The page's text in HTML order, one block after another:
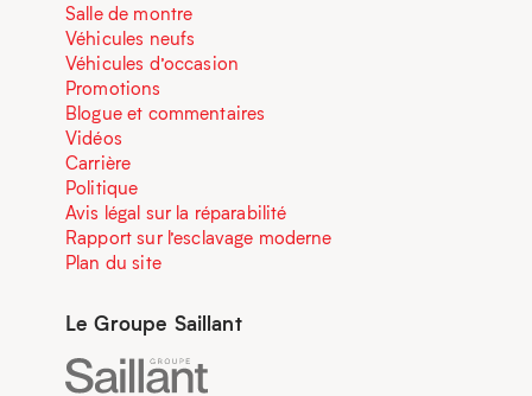
Salle de montre
Véhicules neufs
Véhicules d’occasion
Promotions
Blogue et commentaires
Vidéos
Carrière
Politique
Avis légal sur la réparabilité
Rapport sur l’esclavage moderne
Plan du site
Le Groupe Saillant